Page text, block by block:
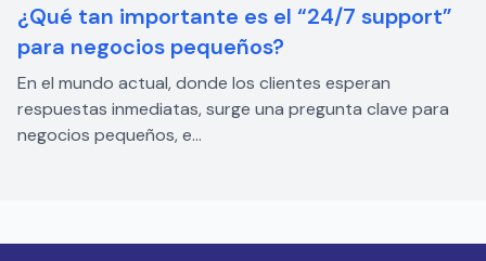
¿Qué tan importante es el “24/7 support”
para negocios pequeños?
En el mundo actual, donde los clientes esperan
respuestas inmediatas, surge una pregunta clave para
negocios pequeños, e...